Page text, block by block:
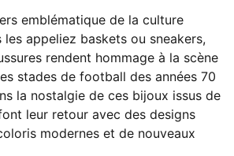
emblématique de la culture
les appeliez baskets ou sneakers,
rendent hommage à la scène
stades de football des années 70
la nostalgie de ces bijoux issus de
leur retour avec des designs
modernes et de nouveaux